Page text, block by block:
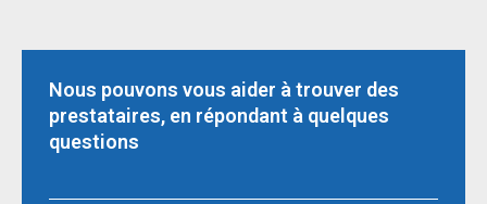
Nous pouvons vous aider à trouver des
prestataires, en répondant à quelques
questions